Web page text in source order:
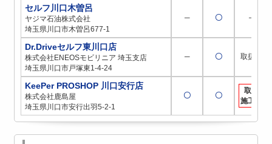
セルフ川口木曽呂
ヤジマ石油株式会社
埼玉県川口市木曽呂677-1
─ 〇 ─
Dr.Driveセルフ東川口店
株式会社ENEOSモビリニア 埼玉支店
埼玉県川口市戸塚東1-4-24
─ 〇 取扱店
KeePer PROSHOP 川口安行店
株式会社鹿島屋
埼玉県川口市安行出羽5-2-1
〇 〇
取扱
施工店